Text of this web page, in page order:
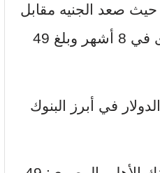
حيث صعد الجنيه مقابل
الدولار إلى أعلى مستوى في 8 أشهر وبلغ 49
في أبرز البنوك